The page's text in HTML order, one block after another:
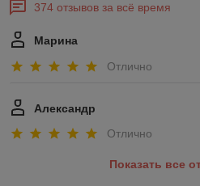
374 отзывов за всё время
Марина
Отлично
Александр
Отлично
Показать все